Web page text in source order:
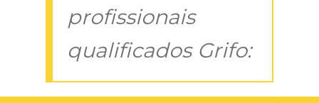
profissionais
qualificados Grifo: